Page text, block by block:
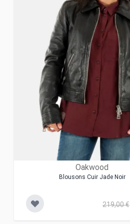
Oakwood
Blousons Cuir Jade Noir
219,00 €